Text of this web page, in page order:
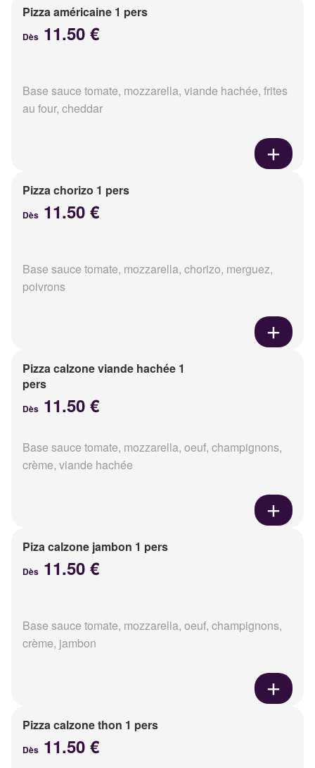
Pizza américaine 1 pers
Dès 11.50 €
Base sauce tomate, mozzarella, viande hachée, frites
au four, cheddar
Pizza chorizo 1 pers
Dès 11.50 €
Base sauce tomate, mozzarella, chorizo, merguez,
poivrons
Pizza calzone viande hachée 1
pers
Dès 11.50 €
Base sauce tomate, mozzarella, oeuf, champignons,
crème, viande hachée
Piza calzone jambon 1 pers
Dès 11.50 €
Base sauce tomate, mozzarella, oeuf, champignons,
crème, jambon
Pizza calzone thon 1 pers
Dès 11.50 €